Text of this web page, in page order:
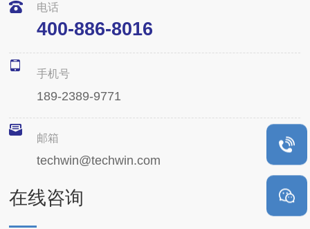
电话
400-886-8016
手机号
189-2389-9771
邮箱
techwin@techwin.com
在线咨询